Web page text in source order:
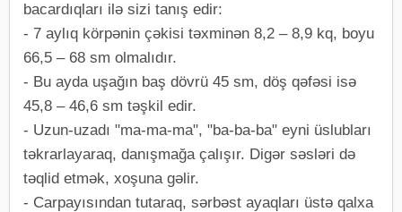
bacardıqları ilə sizi tanış edir:
- 7 aylıq körpənin çəkisi təxminən 8,2 – 8,9 kq, boyu
66,5 – 68 sm olmalıdır.
- Bu ayda uşağın baş dövrü 45 sm, döş qəfəsi isə
45,8 – 46,6 sm təşkil edir.
- Uzun-uzadı "ma-ma-ma", "ba-ba-ba" eyni üslubları
təkrarlayaraq, danışmağa çalışır. Digər səsləri də
təqlid etmək, xoşuna gəlir.
- Carpayısından tutaraq, sərbəst ayaqları üstə qalxa